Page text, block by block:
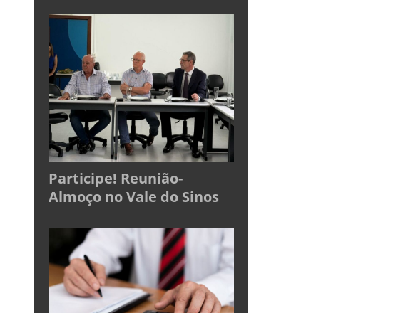
Participe! Reunião-
Almoço no Vale do Sinos